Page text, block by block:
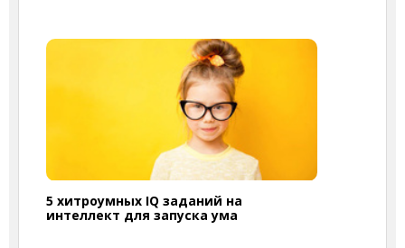
5 хитроумных IQ заданий на
интеллект для запуска ума